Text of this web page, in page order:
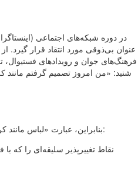
در دوره شبکه‌های اجتماعی
عنوان بی‌ذوقی مورد انتقاد قرار
فرهنگ‌های جوان و رویدادهای
شنید: «من امروز تصمیم گرفتم
بنابراین، عبارت «لباس مانند کریسمس‌توری» نه تنها یک عبارت شوخ‌طبعانه است. این یک نشانه سیمبولیکی پیچیده است که: